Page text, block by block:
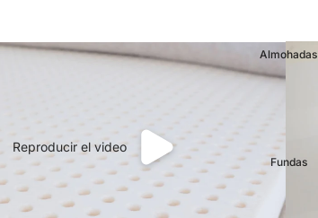
Almohadas
Fundas
Reproducir el video